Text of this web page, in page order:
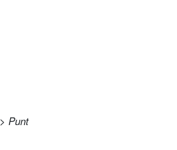
> Punt